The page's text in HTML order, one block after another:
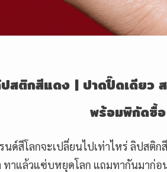
สติกสีแดง | ปาดปื๊ดเดียว
พร้อมพิกัดซื้อ
นด์สีโลกจะเปลี่ยนไปเท่าไหร่ ลิปสติก
ทาแล้วแซ่บหยุดโลก แถมทากันมาก่อ